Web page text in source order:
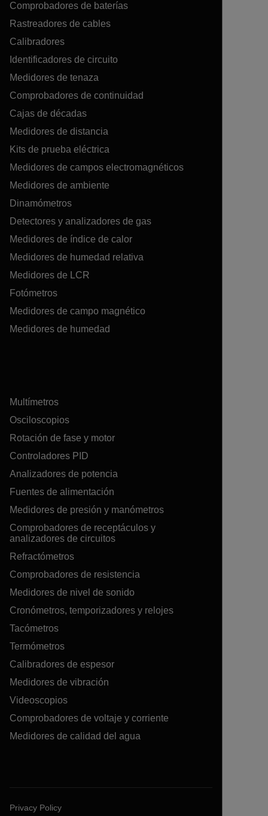
Comprobadores de baterías
Rastreadores de cables
Calibradores
Identificadores de circuito
Medidores de tenaza
Comprobadores de continuidad
Cajas de décadas
Medidores de distancia
Kits de prueba eléctrica
Medidores de campos electromagnéticos
Medidores de ambiente
Dinamómetros
Detectores y analizadores de gas
Medidores de índice de calor
Medidores de humedad relativa
Medidores de LCR
Fotómetros
Medidores de campo magnético
Medidores de humedad
Multímetros
Osciloscopios
Rotación de fase y motor
Controladores PID
Analizadores de potencia
Fuentes de alimentación
Medidores de presión y manómetros
Comprobadores de receptáculos y
analizadores de circuitos
Refractómetros
Comprobadores de resistencia
Medidores de nivel de sonido
Cronómetros, temporizadores y relojes
Tacómetros
Termómetros
Calibradores de espesor
Medidores de vibración
Videoscopios
Comprobadores de voltaje y corriente
Medidores de calidad del agua
Privacy Policy